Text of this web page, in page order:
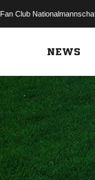
Fan Club
NEWS